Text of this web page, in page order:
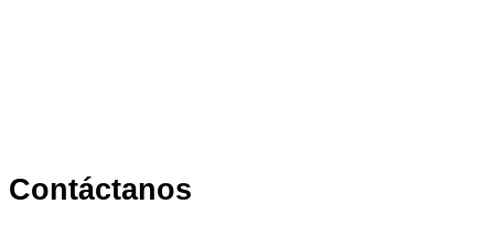
Contáctanos